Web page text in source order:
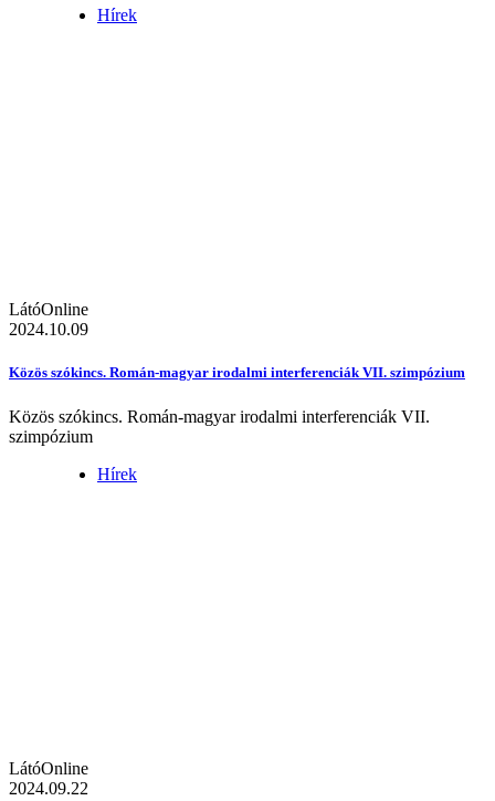
Hírek
LátóOnline
2024.10.09
Közös szókincs. Román-magyar irodalmi interferenciák VII. szimpózium
Közös szókincs. Román-magyar irodalmi interferenciák VII.
szimpózium
Hírek
LátóOnline
2024.09.22